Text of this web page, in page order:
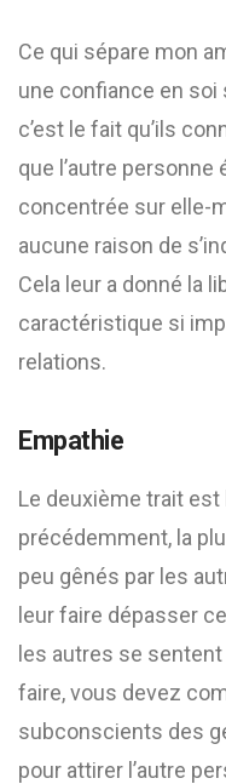
Ce qui sépare mon
une confiance en
c’est le fait qu’ils
que l’autre
concentrée sur elle-
aucune raison de
Cela leur a donné la
caractéristique si
relations.
Empathie
Le deuxième trait est
précédemment, la
peu gênés par les
leur faire dépasser
les autres se sentent
faire, vous devez
subconscients des
pour attirer l’autre